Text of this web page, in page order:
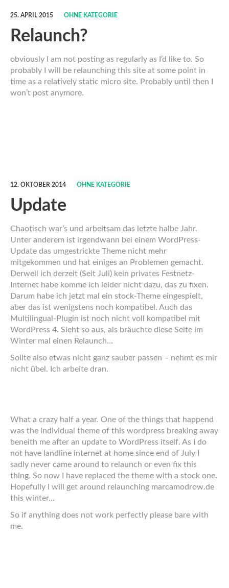
25. APRIL 2015 OHNE KATEGORIE
Relaunch?
obviously I am not posting as regularly as I’d like to. So
probably I will be relaunching this site at some point in
time as a relatively static micro site. Probably until then I
won’t post anymore.
12. OKTOBER 2014 OHNE KATEGORIE
Update
Chaotisch war’s und arbeitsam das letzte halbe Jahr.
Unter anderem ist irgendwann bei einem WordPress-
Update das umgestrickte Theme nicht mehr
mitgekommen und hat einiges an Problemen gemacht.
Derweil ich derzeit (Seit Juli) kein privates Festnetz-
Internet habe komme ich leider nicht dazu, das zu fixen.
Darum habe ich jetzt mal ein stock-Theme eingespielt,
aber das ist wenigstens noch kompatibel. Auch das
Multilingual-Plugin ist noch nicht voll kompatibel mit
WordPress 4. Sieht so aus, als bräuchte diese Seite im
Winter mal einen Relaunch…
Sollte also etwas nicht ganz sauber passen – nehmt es mir
nicht übel. Ich arbeite dran.
What a crazy half a year. One of the things that happend
was the individual theme of this wordpress breaking away
beneith me after an update to WordPress itself. As I do
not have landline internet at home since end of July I
sadly never came around to relaunch or even fix this
thing. So now I have replaced the theme with a stock one.
Hopefully I will get around relaunching marcamodrow.de
this winter…
So if anything does not work perfectly please bare with
me.